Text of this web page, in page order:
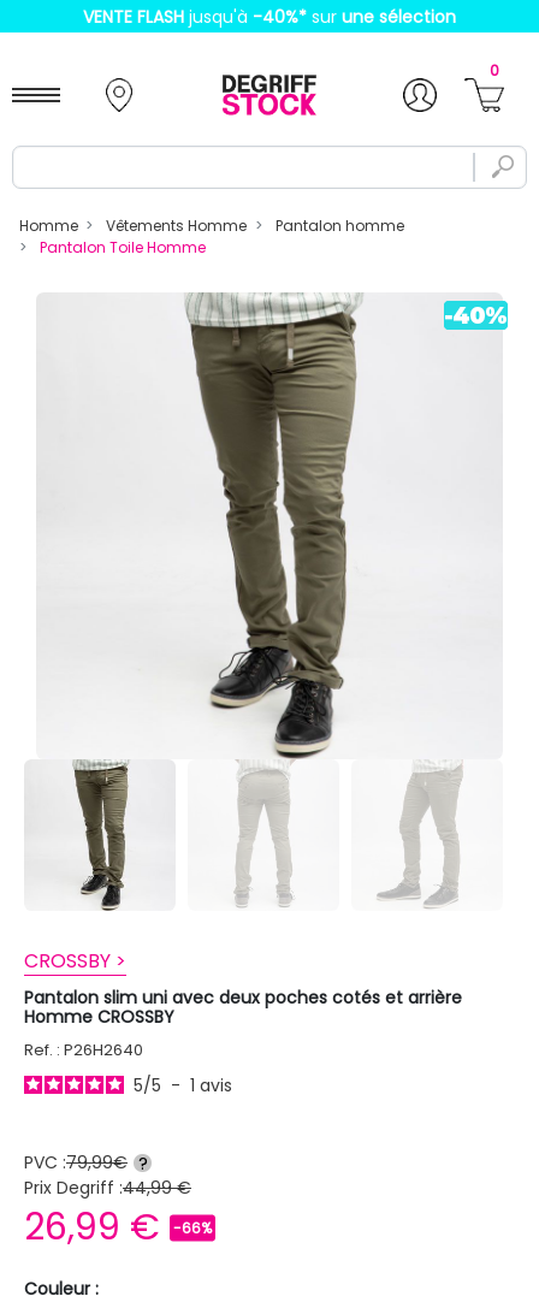
VENTE FLASH jusqu'à -40%* sur une sélection
0
Homme Vêtements Homme
Pantalon homme
Pantalon Toile Homme
CROSSBY >
Pantalon slim uni avec deux poches cotés et arrière
Homme CROSSBY
Ref. : P26H2640
5/5 - 1 avis
PVC :79,99€ ?
Prix Degriff :44,99 €
26,99 € -66%
Couleur :